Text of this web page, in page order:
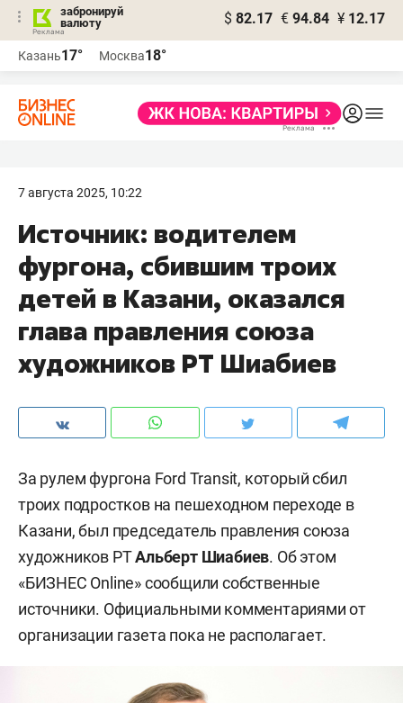
забронируй
валюту
$ 82.17 € 94.84 ¥ 12.17
Казань17° Москва18°
7 августа 2025, 10:22
Источник: водителем
фургона, сбившим троих
детей в Казани, оказался
глава правления союза
художников РТ Шиабиев
За рулем фургона Ford Transit, который сбил
троих подростков на пешеходном переходе в
Казани, был председатель правления союза
художников РТАльберт Шиабиев. Об этом
«БИЗНЕС Online» сообщили собственные
источники. Официальными комментариями от
организации газета пока не располагает.